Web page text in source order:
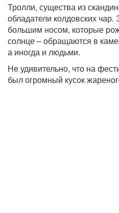
Тролли, существа из
обладатели колдовских
большим носом, которые
солнце – обращаются в
а иногда и людьми.
Не удивительно, что на
был огромный кусок